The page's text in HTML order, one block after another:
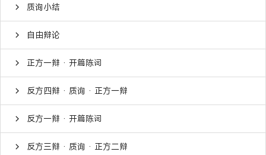
质询小结
自由辩论
正方一辩 · 开篇陈词
反方四辩 · 质询 · 正方一辩
反方一辩 · 开篇陈词
反方三辩 · 质询 · 正方二辩